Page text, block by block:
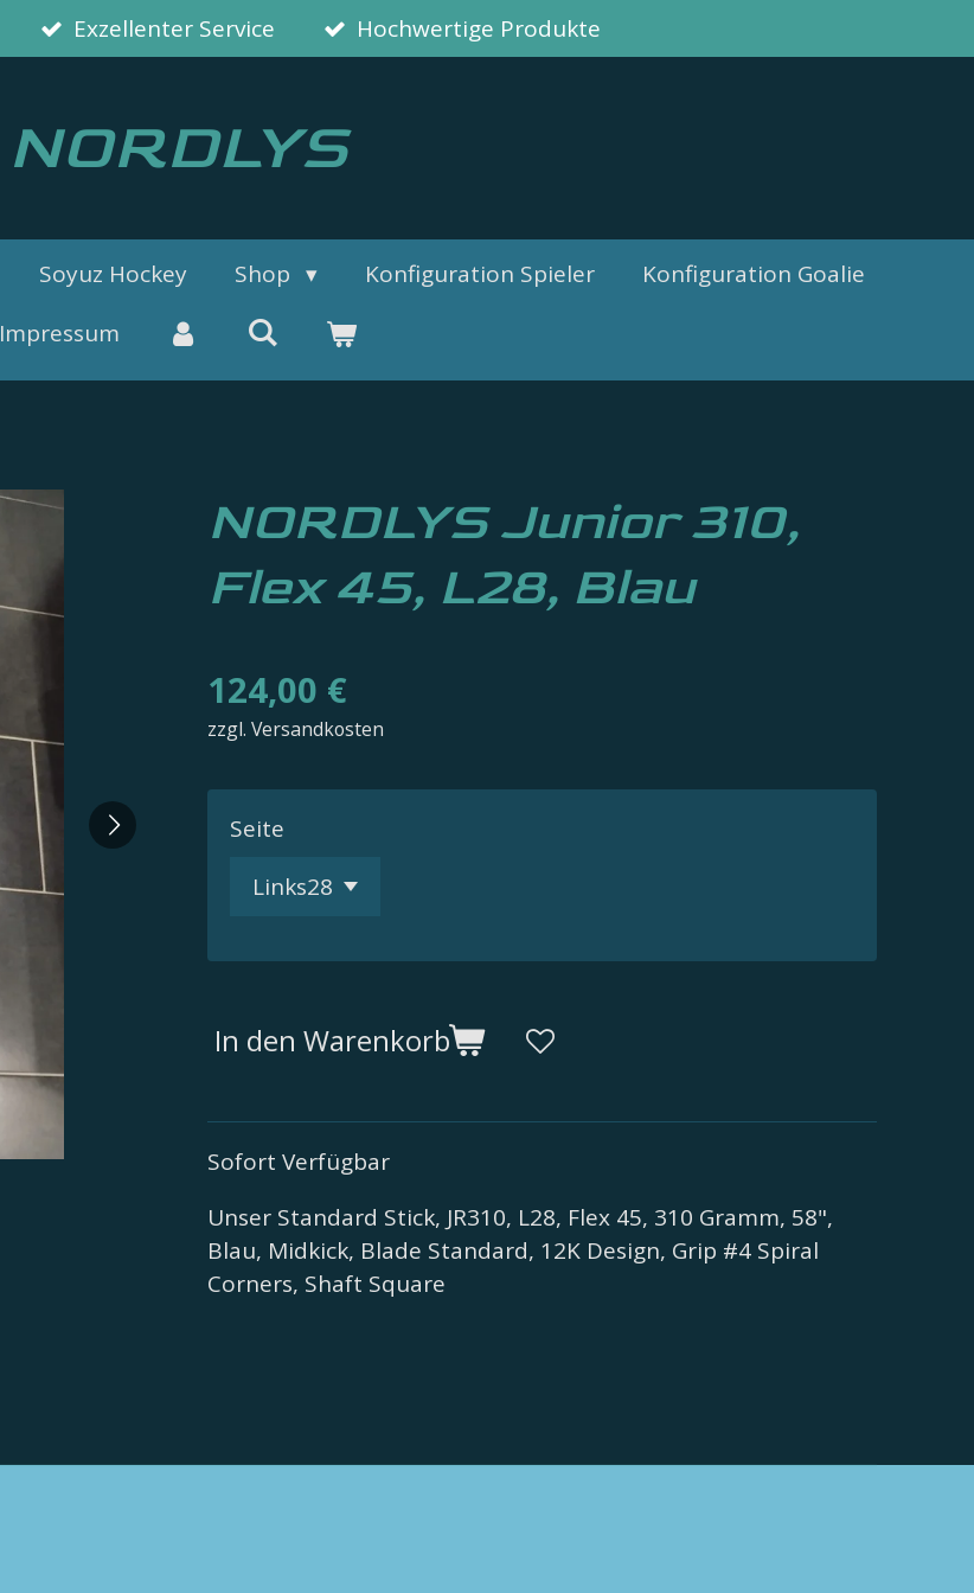
Exzellenter Service Hochwertige Produkte
NORDLYS
Soyuz Hockey Shop Konfiguration Spieler
Konfiguration Goalie
Impressum
NORDLYS Junior 310,
Flex 45, L28, Blau
124,00 €
zzgl. Versandkosten
Seite
In den Warenkorb
Sofort Verfügbar
Unser Standard Stick, JR310, L28, Flex 45, 310 Gramm, 58",
Blau, Midkick, Blade Standard, 12K Design, Grip #4 Spiral
Corners, Shaft Square